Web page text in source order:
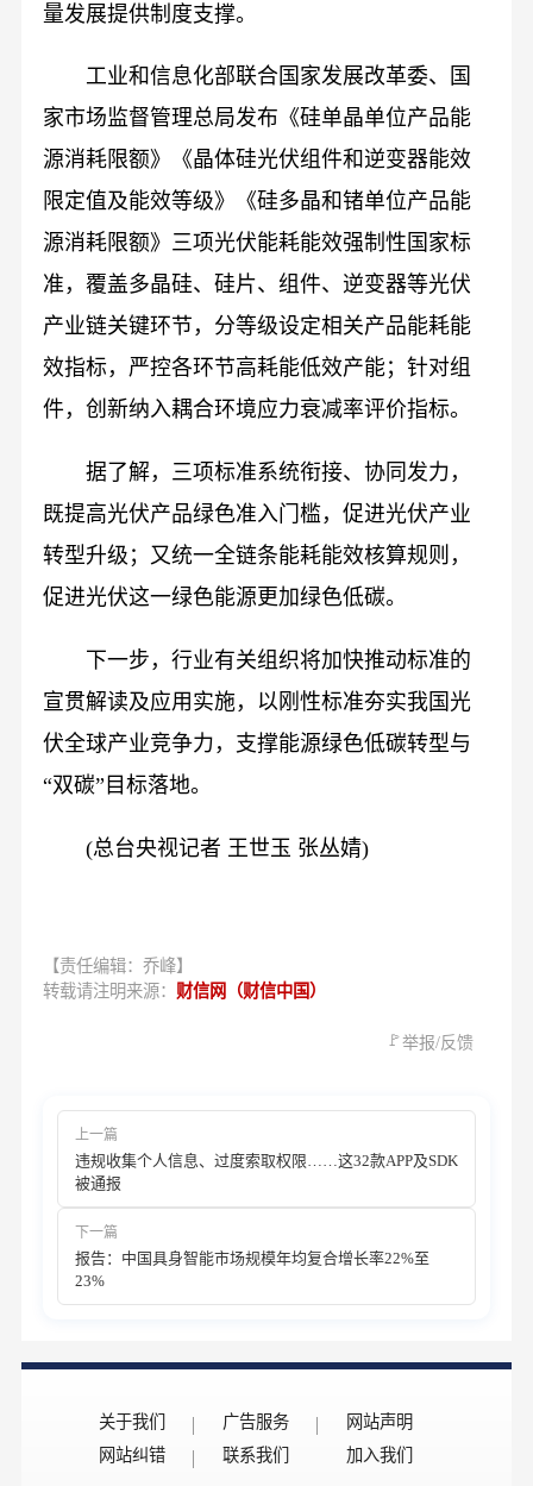
量发展提供制度支撑。
工业和信息化部联合国家发展改革委、国
家市场监督管理总局发布《硅单晶单位产品能
源消耗限额》《晶体硅光伏组件和逆变器能效
限定值及能效等级》《硅多晶和锗单位产品能
源消耗限额》三项光伏能耗能效强制性国家标
准，覆盖多晶硅、硅片、组件、逆变器等光伏
产业链关键环节，分等级设定相关产品能耗能
效指标，严控各环节高耗能低效产能；针对组
件，创新纳入耦合环境应力衰减率评价指标。
据了解，三项标准系统衔接、协同发力，
既提高光伏产品绿色准入门槛，促进光伏产业
转型升级；又统一全链条能耗能效核算规则，
促进光伏这一绿色能源更加绿色低碳。
下一步，行业有关组织将加快推动标准的
宣贯解读及应用实施，以刚性标准夯实我国光
伏全球产业竞争力，支撑能源绿色低碳转型与
“双碳”目标落地。
(总台央视记者 王世玉 张丛婧)
【责任编辑：乔峰】
转载请注明来源： 财信网（财信中国）
🚩举报/反馈
上一篇
违规收集个人信息、过度索取权限……这32款APP及SDK
被通报
下一篇
报告：中国具身智能市场规模年均复合增长率22%至
23%
关于我们 广告服务
网站声明
网站纠错
联系我们 加入我们